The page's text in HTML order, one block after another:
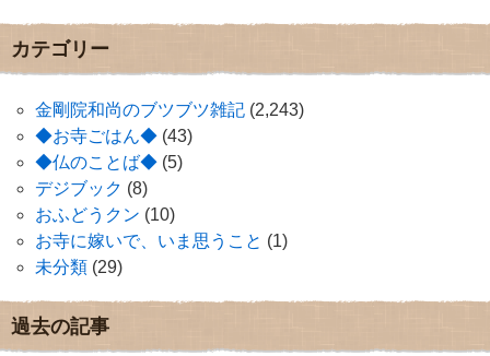
カテゴリー
金剛院和尚のブツブツ雑記 (2,243)
◆お寺ごはん◆ (43)
◆仏のことば◆ (5)
デジブック (8)
おふどうクン (10)
お寺に嫁いで、いま思うこと (1)
未分類 (29)
過去の記事